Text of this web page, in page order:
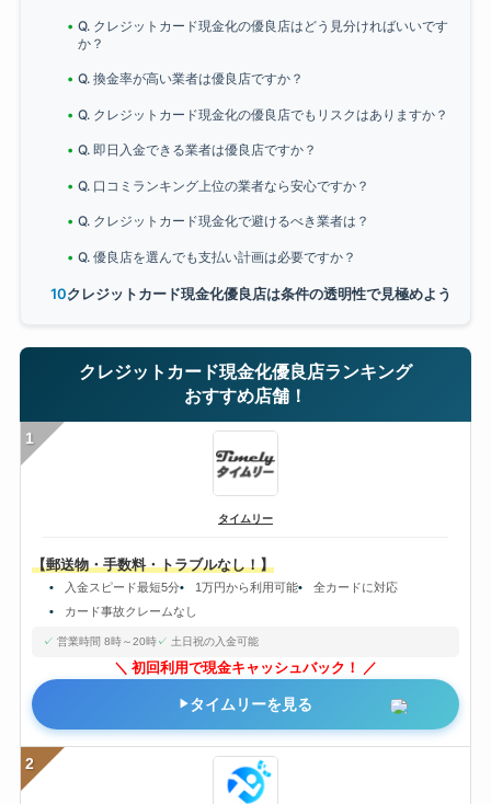
Q. クレジットカード現金化の優良店はどう見分ければいいです
か？
Q. 換金率が高い業者は優良店ですか？
Q. クレジットカード現金化の優良店でもリスクはありますか？
Q. 即日入金できる業者は優良店ですか？
Q. 口コミランキング上位の業者なら安心ですか？
Q. クレジットカード現金化で避けるべき業者は？
Q. 優良店を選んでも支払い計画は必要ですか？
クレジットカード現金化優良店は条件の透明性で見極めよう
クレジットカード現金化優良店ランキング
おすすめ店舗！
1
タイムリー
【郵送物・手数料・トラブルなし！】
入金スピード最短5分 1万円から利用可能
全カードに対応
カード事故クレームなし
営業時間 8時～20時 土日祝の入金可能
初回利用で現金キャッシュバック！
タイムリーを見る
2